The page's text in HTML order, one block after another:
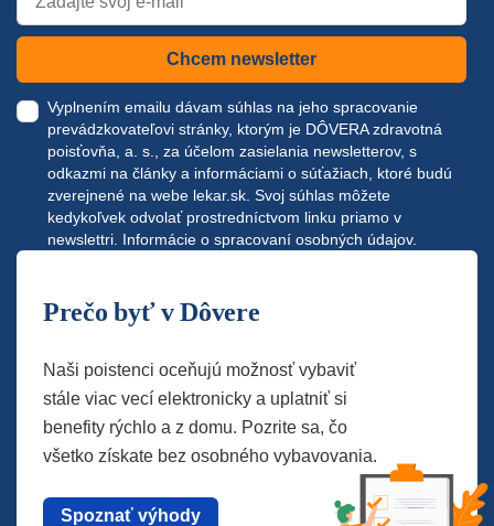
Chcem newsletter
Vyplnením emailu dávam súhlas na jeho spracovanie
prevádzkovateľovi stránky, ktorým je DÔVERA zdravotná
poisťovňa, a. s., za účelom zasielania newsletterov, s
odkazmi na články a informáciami o súťažiach, ktoré budú
zverejnené na webe lekar.sk . Svoj súhlas môžete
kedykoľvek odvolať prostredníctvom linku priamo v
newslettri. Informácie o spracovaní osobných údajov.
Prečo byť v Dôvere
Naši poistenci oceňujú možnosť vybaviť
stále viac vecí elektronicky a uplatniť si
benefity rýchlo a z domu. Pozrite sa, čo
všetko získate bez osobného vybavovania.
Spoznať výhody